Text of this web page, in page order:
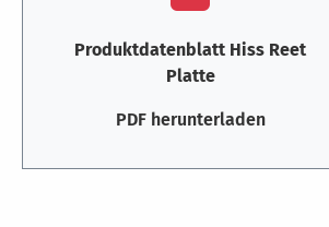
Produktdatenblatt Hiss Reet
Platte
PDF herunterladen